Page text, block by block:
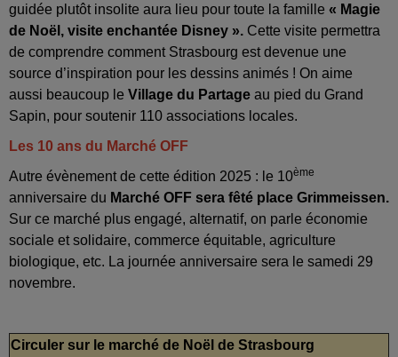
guidée plutôt insolite aura lieu pour toute la famille « Magie
de Noël, visite enchantée Disney ». Cette visite permettra
de comprendre comment Strasbourg est devenue une
source d’inspiration pour les dessins animés ! On aime
aussi beaucoup le Village du Partage au pied du Grand
Sapin, pour soutenir 110 associations locales.
Les 10 ans du Marché OFF
Autre évènement de cette édition 2025 : le 10ème
anniversaire du Marché OFF sera fêté place Grimmeissen.
Sur ce marché plus engagé, alternatif, on parle économie
sociale et solidaire, commerce équitable, agriculture
biologique, etc. La journée anniversaire sera le samedi 29
novembre.
Circuler sur le marché de Noël de Strasbourg